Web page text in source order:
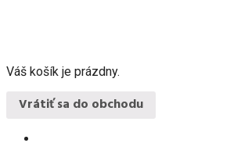
Váš košík je prázdny.
Vrátiť sa do obchodu